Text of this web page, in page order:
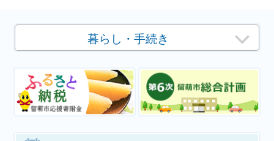
暮らし・手続き